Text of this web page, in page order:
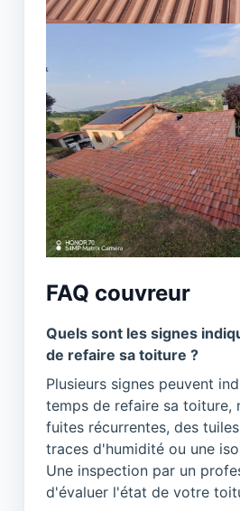
FAQ couvreur
Quels sont les signes
de refaire sa toiture ?
Plusieurs signes peuvent
temps de refaire sa toiture,
fuites récurrentes, des
traces d'humidité ou une
Une inspection par un
d'évaluer l'état de votre